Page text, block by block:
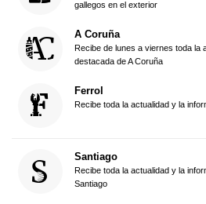
gallegos en el exterior
A Coruña
Recibe de lunes a viernes toda la
destacada de A Coruña
Ferrol
Recibe toda la actualidad y la
Santiago
Recibe toda la actualidad y la
Santiago